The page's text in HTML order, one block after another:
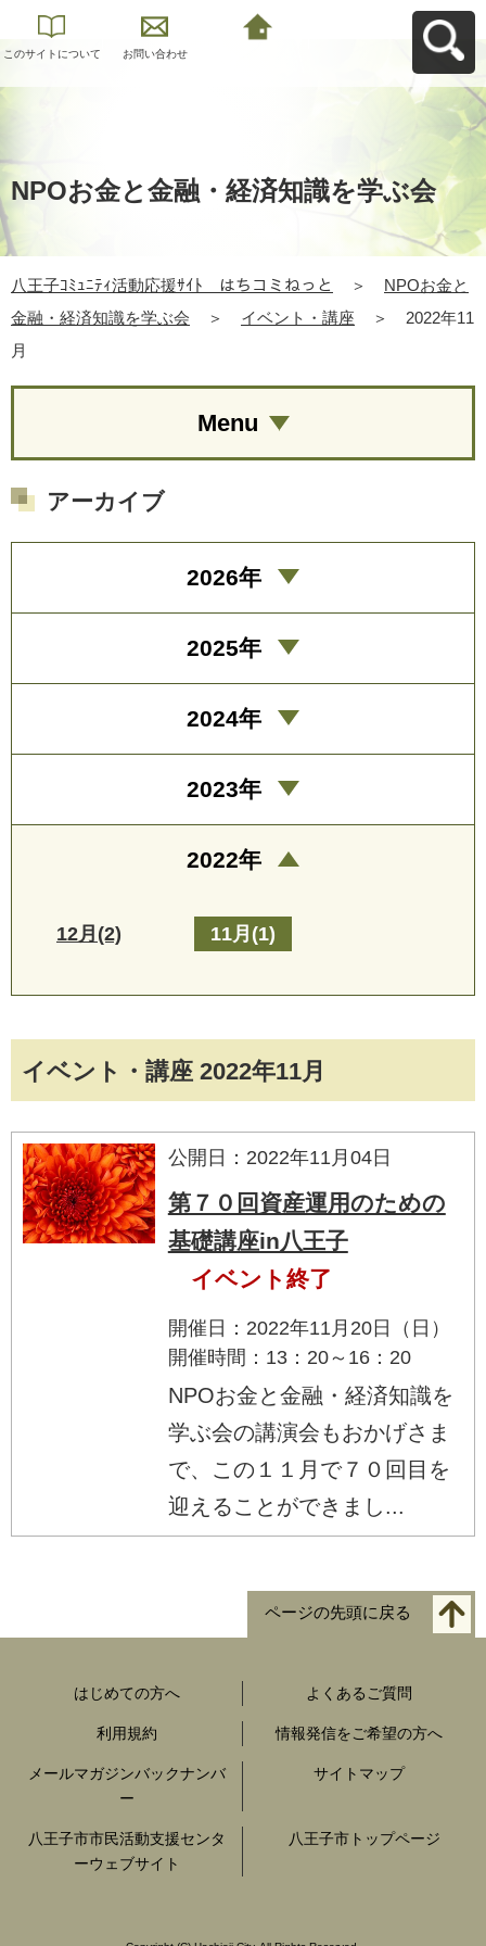
このサイトについて お問い合わせ
NPOお金と金融・経済知識を学ぶ会
八王子ｺﾐｭﾆﾃｨ活動応援ｻｲﾄ はちコミねっと ＞
NPOお金と
金融・経済知識を学ぶ会
＞ イベント・講座 ＞
2022年11
月
イベント・講座 2022年11月
公開日：2022年11月04日
第７０回資産運用のための
基礎講座in八王子
イベント終了
開催日：2022年11月20日（日）
開催時間：13：20～16：20
NPOお金と金融・経済知識を
学ぶ会の講演会もおかげさま
で、この１１月で７０回目を
迎えることができまし...
Menu
アーカイブ
2026年
2025年
2024年
2023年
2022年
12月(2) 11月(1)
ページの先頭に戻る
はじめての方へ よくあるご質問
利用規約 情報発信をご希望の方へ
メールマガジンバックナンバ
ー
サイトマップ
八王子市市民活動支援センタ
ーウェブサイト
八王子市トップページ